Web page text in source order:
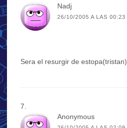
Nadj
26/10/2005 A LAS 00:23
Sera el resurgir de estopa(tristan)
Anonymous